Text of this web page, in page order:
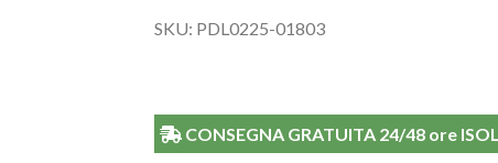
SKU: PDL0225-01803
CONSEGNA GRATUITA 24/48 ore